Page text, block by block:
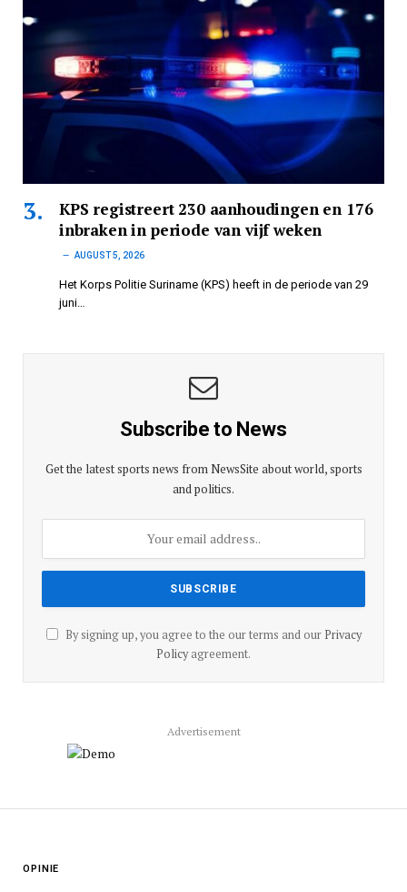
KPS registreert 230 aanhoudingen en 176
inbraken in periode van vijf weken
AUGUST 5, 2026
Het Korps Politie Suriname (KPS) heeft in de periode van 29
juni…
Subscribe to News
Get the latest sports news from NewsSite about world, sports
and politics.
By signing up, you agree to the our terms and our Privacy
Policyagreement.
Advertisement
OPINIE